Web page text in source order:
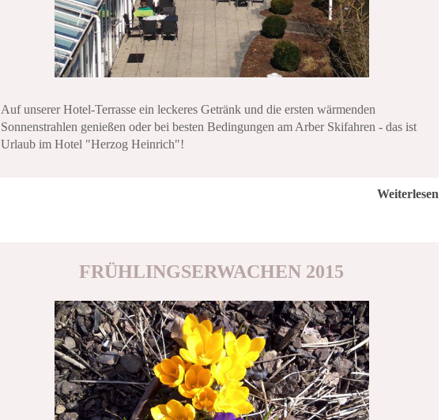
Auf unserer Hotel-Terrasse ein leckeres Getränk und die ersten wärmenden
Sonnenstrahlen genießen oder bei besten Bedingungen am Arber Skifahren - das ist
Urlaub im Hotel "Herzog Heinrich"!
Weiterlesen
FRÜHLINGSERWACHEN 2015